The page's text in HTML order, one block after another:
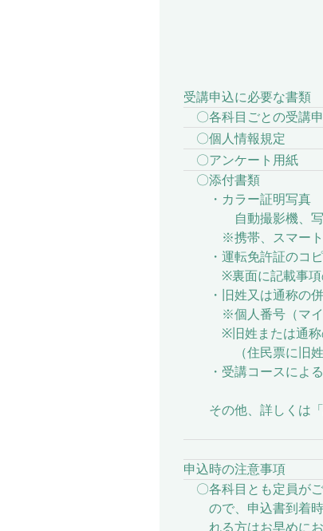
受講申込に必要な書類
〇各科目ごとの受講申
〇個人情報規定
〇アンケート用紙
〇添付書類
・カラー証明写真 2
自動撮影機、写真
※携帯、スマートフ
・運転免許証のコピ
※裏面に記載事項の
・旧姓又は通称の併
※個人番号（マイナ
※旧姓または通称の
（住民票に旧姓また
・受講コースによる
その他、詳しくは「
申込時の注意事項
〇各科目とも定員が
ので、申込書到着時
れる方はお早めにお